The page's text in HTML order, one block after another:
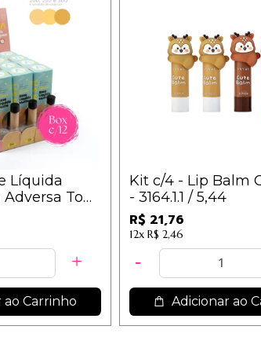
Líquida
Tons
250,
ao Carrinho
Kit c/4 - Lip Balm
- 3164.1.1 / 5,44
R$ 21,76
12x R$ 2,46
Adicionar ao